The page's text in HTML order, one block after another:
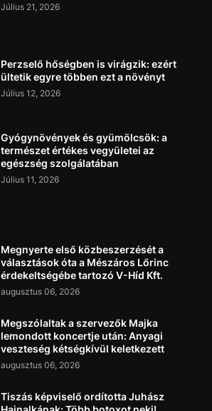
Július 21, 2026
Perzselő hőségben is virágzik: ezért
ültetik egyre többen ezt a növényt
Július 12, 2026
Gyógynövények és gyümölcsök: a
természet értékes vegyületei az
egészség szolgálatában
Július 11, 2026
Megnyerte első közbeszerzését a
választások óta a Mészáros Lőrinc
érdekeltségébe tartozó V-Híd Kft.
augusztus 06, 2026
Megszólaltak a szervezők Majka
lemondott koncertje után: Anyagi
veszteség kétségkívül keletkezett
augusztus 06, 2026
Tiszás képviselő ordította Juhász